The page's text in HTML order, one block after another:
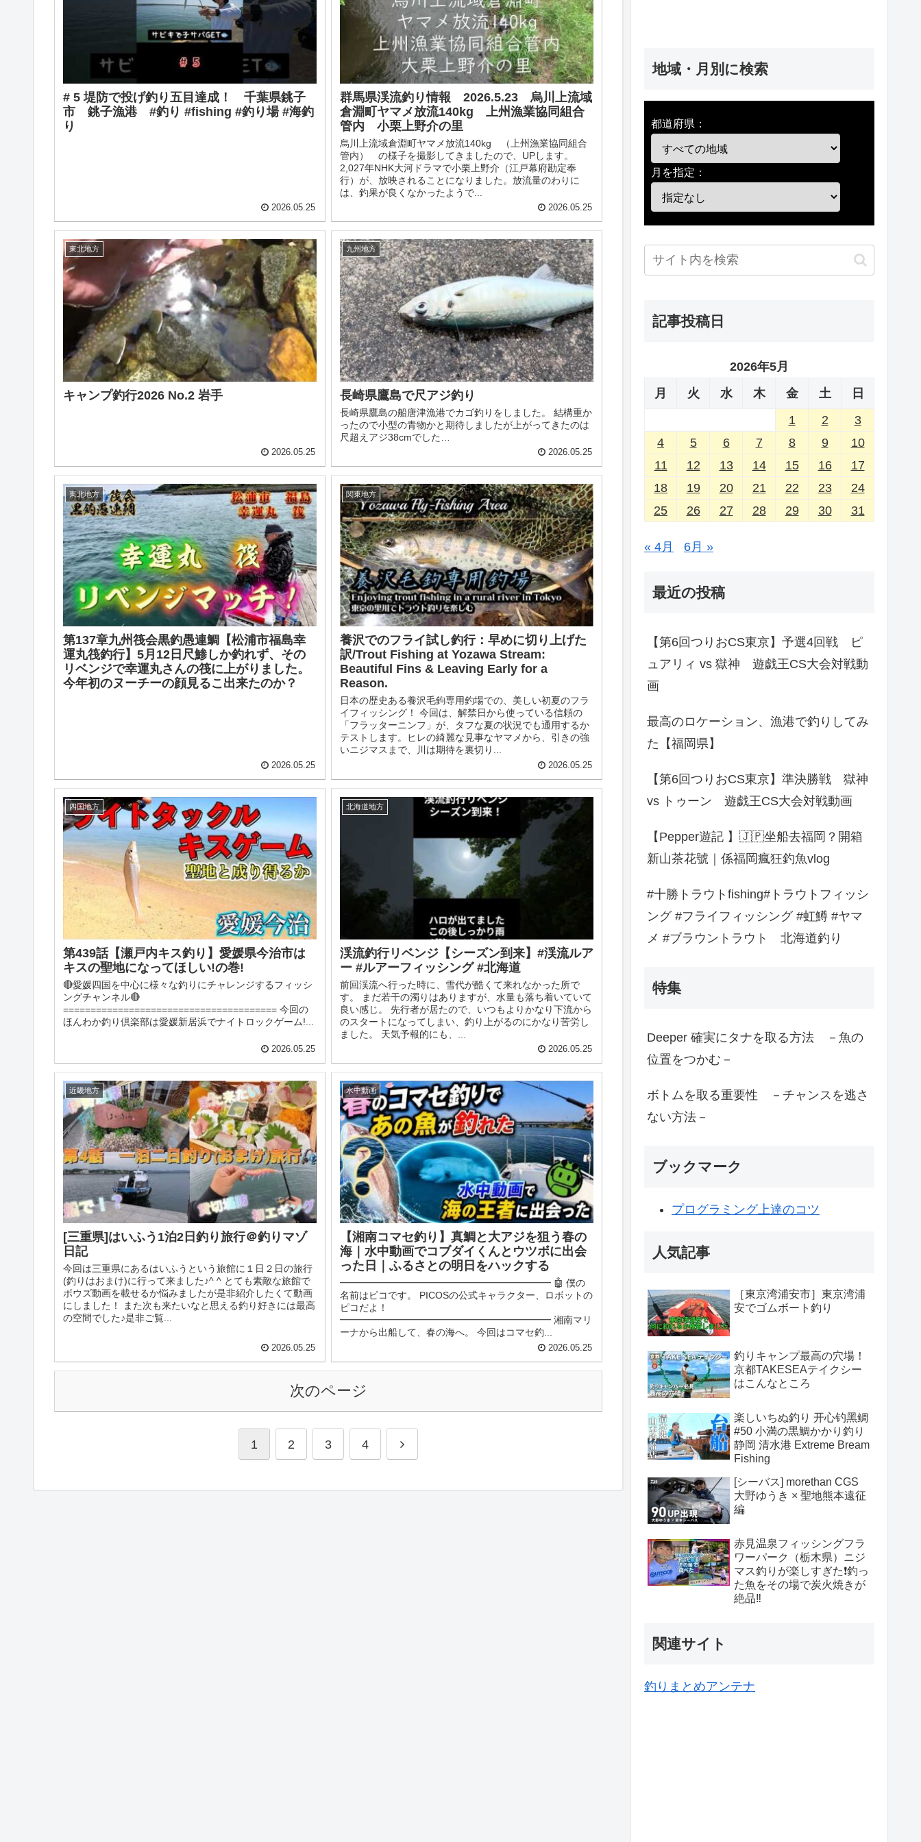
# 5 堤防で投げ釣り五目達成！ 千葉県銚子
市 銚子漁港 #釣り #fishing #釣り場 #海釣
り
2026.05.25
群馬県渓流釣り情報 2026.5.23 烏川上流域
倉淵町ヤマメ放流140kg 上州漁業協同組合
管内 小栗上野介の里
烏川上流域倉淵町ヤマメ放流140kg （上州漁業協同組合
管内） の様子を撮影してきましたので、UPします。
2,027年NHK大河ドラマで小栗上野介（江戸幕府勘定奉
行）が、放映されることになりました。放流量のわりに
は、釣果が良くなかったようで...
2026.05.25
東北地方
キャンプ釣行2026 No.2 岩手
2026.05.25
九州地方
長崎県鷹島で尺アジ釣り
長崎県鷹島の船唐津漁港でカゴ釣りをしました。 結構重か
ったので小型の青物かと期待しましたが上がってきたのは
尺超えアジ38cmでした…
2026.05.25
東北地方
第137章九州筏会黒釣愚連鯛【松浦市福島幸
運丸筏釣行】5月12日尺鯵しか釣れず、その
リベンジで幸運丸さんの筏に上がりました。
今年初のヌーチーの顔見るこ出来たのか？
2026.05.25
関東地方
養沢でのフライ試し釣行：早めに切り上げた
訳/Trout Fishing at Yozawa Stream:
Beautiful Fins & Leaving Early for a
Reason.
日本の歴史ある養沢毛鉤専用釣場での、美しい初夏のフラ
イフィッシング！ 今回は、解禁日から使っている信頼の
「フラッターニンフ」が、タフな夏の状況でも通用するか
テストします。ヒレの綺麗な見事なヤマメから、引きの強
いニジマスまで、川は期待を裏切り...
2026.05.25
四国地方
第439話【瀬戸内キス釣り】愛媛県今治市は
キスの聖地になってほしい!の巻!
🔴愛媛四国を中心に様々な釣りにチャレンジするフィッシ
ングチャンネル🔴
======================================= 今回の
ほんわか釣り倶楽部は愛媛新居浜でナイトロックゲーム!...
2026.05.25
北海道地方
渓流釣行リベンジ【シーズン到来】#渓流ルア
ー #ルアーフィッシング #北海道
前回渓流へ行った時に、雪代が酷くて来れなかった所で
す。 まだ若干の濁りはありますが、水量も落ち着いていて
良い感じ。 先行者が居たので、いつもよりかなり下流から
のスタートになってしまい、釣り上がるのにかなり苦労し
ました。 天気予報的にも、...
2026.05.25
近畿地方
[三重県]はいふう1泊2日釣り旅行＠釣りマゾ
日記
今回は三重県にあるはいふうという旅館に１日２日の旅行
(釣りはおまけ)に行って来ました♪^ ^ とても素敵な旅館で
ボウズ動画を載せるか悩みましたが是非紹介したくて動画
にしました！ また次も来たいなと思える釣り好きには最高
の空間でした♪是非ご覧...
2026.05.25
水中動画
【湘南コマセ釣り】真鯛と大アジを狙う春の
海｜水中動画でコブダイくんとウツボに出会
った日｜ふるさとの明日をハックする
━━━━━━━━━━━━━━━━━━━━━━ 🤖 僕の
名前はピコです。 PICOSの公式キャラクター、ロボットの
ピコだよ！
━━━━━━━━━━━━━━━━━━━━━━ 湘南マリ
ーナから出船して、春の海へ。 今回はコマセ釣...
2026.05.25
次のページ
1 2 3 4
地域・月別に検索
都道府県：
月を指定：
記事投稿日
2026年5月
月
火 水 木 金 土
日
1
2
3
4
5 6 7 8 9
10
11
12 13 14 15 16
17
18
19 20 21 22 23
24
25
26 27 28 29 30 31
« 4月 6月 »
最近の投稿
【第6回つりおCS東京】予選4回戦 ピ
ュアリィ vs 獄神 遊戯王CS大会対戦動
画
最高のロケーション、漁港で釣りしてみ
た【福岡県】
【第6回つりおCS東京】準決勝戦 獄神
vs トゥーン 遊戯王CS大会対戦動画
【Pepper遊記 】🇯🇵坐船去福岡？開箱
新山茶花號｜係福岡瘋狂釣魚vlog
#十勝トラウトfishing#トラウトフィッシ
ング #フライフィッシング #虹鱒 #ヤマ
メ #ブラウントラウト 北海道釣り
特集
Deeper 確実にタナを取る方法 －魚の
位置をつかむ－
ボトムを取る重要性 －チャンスを逃さ
ない方法－
ブックマーク
プログラミング上達のコツ
人気記事
［東京湾浦安市］東京湾浦
安でゴムボート釣り
釣りキャンプ最高の穴場！
京都TAKESEAテイクシー
はこんなところ
楽しいちぬ釣り 开心钓黑鲷
#50 小満の黒鯛かかり釣り
静岡 清水港 Extreme Bream
Fishing
[シーバス] morethan CGS
大野ゆうき × 聖地熊本遠征
編
赤見温泉フィッシングフラ
ワーパーク（栃木県）ニジ
マス釣りが楽しすぎた❗️釣っ
た魚をその場で炭火焼きが
絶品‼️
関連サイト
釣りまとめアンテナ